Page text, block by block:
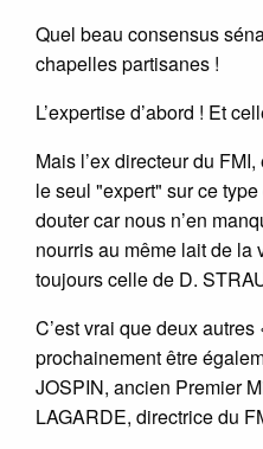
Quel beau consensus
chapelles partisanes !
L’expertise d’abord ! Et
Mais l’ex directeur du
le seul "expert" sur ce
douter car nous n’en
nourris au même lait de la
toujours celle de D.
C’est vrai que deux
prochainement être
JOSPIN, ancien Premier
LAGARDE, directrice du